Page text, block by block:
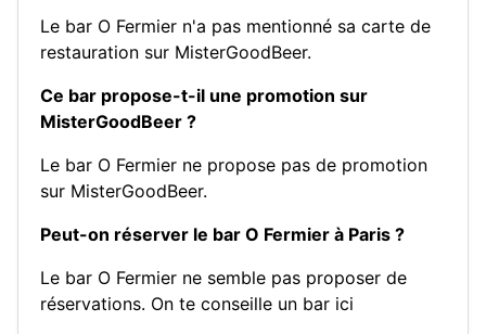
Le bar O Fermier n'a pas mentionné sa carte de
restauration sur MisterGoodBeer.
Ce bar propose-t-il une promotion sur
MisterGoodBeer ?
Le bar O Fermier ne propose pas de promotion
sur MisterGoodBeer.
Peut-on réserver le bar O Fermier à Paris ?
Le bar O Fermier ne semble pas proposer de
réservations. On te conseille un bar ici